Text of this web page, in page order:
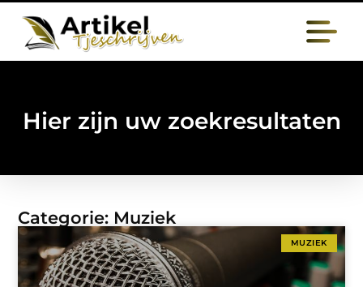
Hier zijn uw zoekresultaten
Categorie: Muziek
MUZIEK